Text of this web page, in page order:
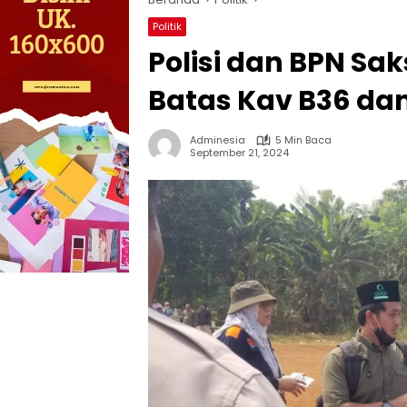
Politik
Polisi dan BPN
Batas Kav B36
Adminesia
5 Min Baca
September 21, 2024